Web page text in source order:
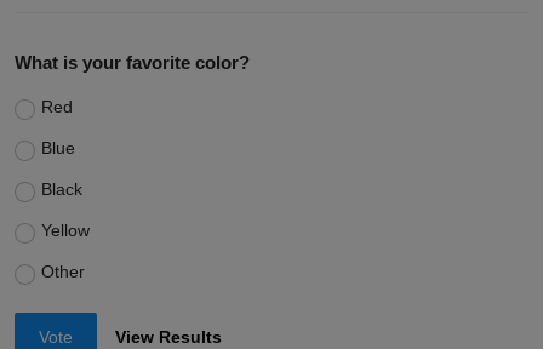
What is your favorite color?
Red
Blue
Black
Yellow
Other
Vote View Results